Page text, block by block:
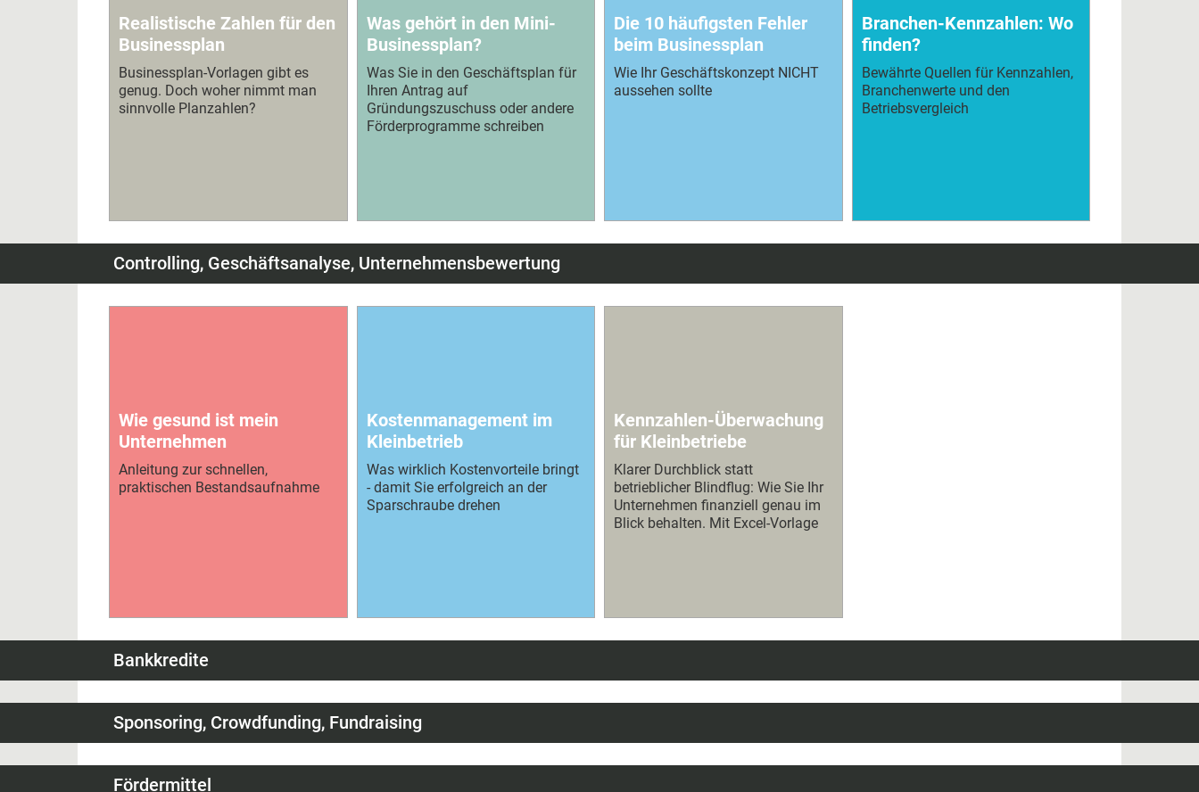
Realistische Zahlen für den
Businessplan
Businessplan-Vorlagen gibt es
genug. Doch woher nimmt man
sinnvolle Planzahlen?
Was gehört in den Mini-
Businessplan?
Was Sie in den Geschäftsplan für
Ihren Antrag auf
Gründungszuschuss oder andere
Förderprogramme schreiben
Die 10 häufigsten Fehler
beim Businessplan
Wie Ihr Geschäftskonzept NICHT
aussehen sollte
Branchen-Kennzahlen: Wo
finden?
Bewährte Quellen für Kennzahlen,
Branchenwerte und den
Betriebsvergleich
Controlling, Geschäftsanalyse, Unternehmensbewertung
Wie gesund ist mein
Unternehmen
Anleitung zur schnellen,
praktischen Bestandsaufnahme
Kostenmanagement im
Kleinbetrieb
Was wirklich Kostenvorteile bringt
- damit Sie erfolgreich an der
Sparschraube drehen
Kennzahlen-Überwachung
für Kleinbetriebe
Klarer Durchblick statt
betrieblicher Blindflug: Wie Sie Ihr
Unternehmen finanziell genau im
Blick behalten. Mit Excel-Vorlage
Bankkredite
Sponsoring, Crowdfunding, Fundraising
Fördermittel